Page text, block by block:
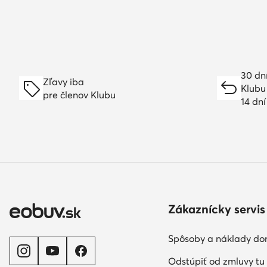
Zľavy iba
pre členov Klubu
30
Klubu
14
Zákaznícky servis
Spôsoby a náklady
Odstúpiť od zmluvy tu